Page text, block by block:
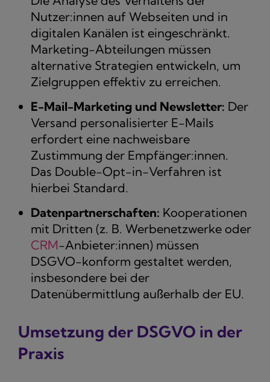
Nutzer:innen auf Webseiten und in
digitalen Kanälen ist eingeschränkt.
Marketing-Abteilungen müssen
alternative Strategien entwickeln, um
Zielgruppen effektiv zu erreichen.
E-Mail-Marketing und Newsletter: Der
Versand personalisierter E-Mails
erfordert eine nachweisbare
Zustimmung der Empfänger:innen.
Das Double-Opt-in-Verfahren ist
hierbei Standard.
Datenpartnerschaften: Kooperationen
mit Dritten (z. B. Werbenetzwerke oder
CRM-Anbieter:innen) müssen
DSGVO-konform gestaltet werden,
insbesondere bei der
Datenübermittlung außerhalb der EU.
Umsetzung der DSGVO in der
Praxis